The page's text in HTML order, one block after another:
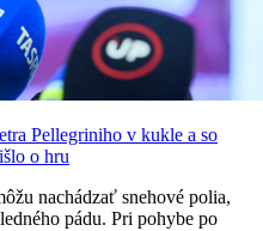
Pellegriniho v kukle a so
o hru
nachádzať snehové polia,
pádu. Pri pohybe po